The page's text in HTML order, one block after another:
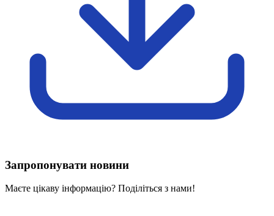
Харківська область
Херсонська область
Хмельницька область
Черкаська область
Чернівецька область
Особи відповідальні за контактування з
питань укладення договорів
Ресурс для вивчення жестових мов різних країн
Проєкт "Жестова мова для поліцейських"
Запропонувати новини
Маєте цікаву інформацію? Поділіться з нами!